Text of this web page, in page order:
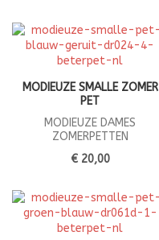
MODIEUZE SMALLE ZOMER
PET
MODIEUZE DAMES
ZOMERPETTEN
€ 20,00